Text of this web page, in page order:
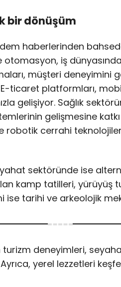
bir dönüşüm
haberlerinden
iş
müşteri deneyimini
ticaret platformları,
gelişiyor. Sağlık
gelişmesine katkı
robotik cerrahi
sektöründe ise
kamp tatilleri, yürüyüş
ise tarihi ve arkeolojik
turizm deneyimleri,
yerel lezzetleri